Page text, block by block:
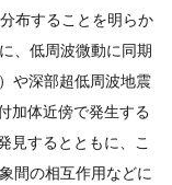
布することを明らか
、低周波微動に同期
や深部超低周波地震
加体近傍で発生する
見するとともに、こ
間の相互作用などに